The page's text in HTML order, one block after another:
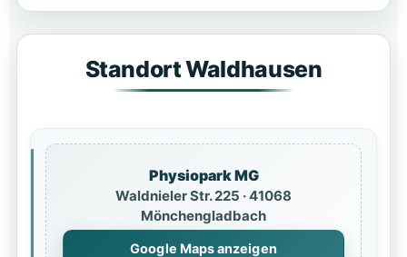
Standort Waldhausen
Physiopark MG
Waldnieler Str. 225 · 41068
Mönchengladbach
Google Maps anzeigen